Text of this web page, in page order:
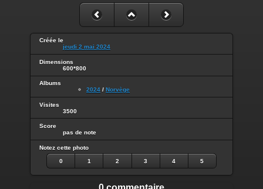
Créée le
jeudi 2 mai 2024
Dimensions
600*800
Albums
2024 / Norvège
Visites
3500
Score
pas de note
Notez cette photo
0 1 2 3 4 5